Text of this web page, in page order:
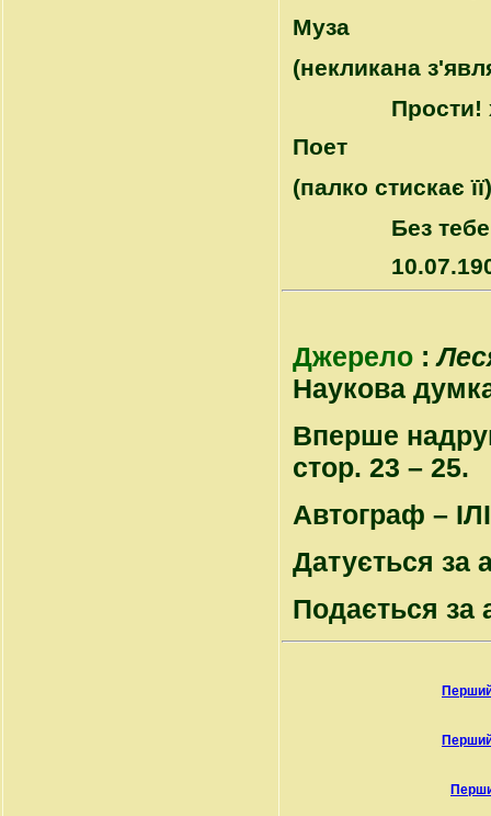
Муза
(некликана
Прости!
Поет
(палко стискає її)
Без
Джерело :
Наукова
Вперше
стор. 23 – 25.
Автограф –
Датується за
Подається за